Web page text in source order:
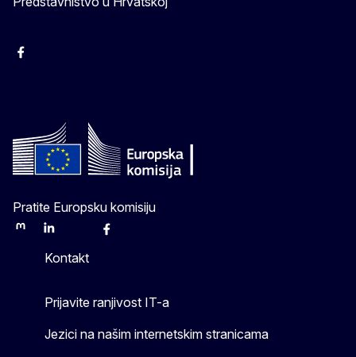
Facebook
Pratite Europsku komisiju
MastodonLinkedInBlueskyFacebook
Kontakt
Prijavite ranjivost IT-a
Jezici na našim internetskim stranicama